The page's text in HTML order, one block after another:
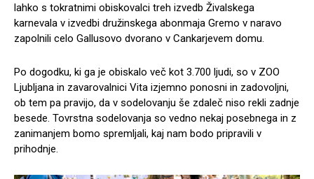
lahko s tokratnimi obiskovalci treh izvedb Živalskega
karnevala v izvedbi družinskega abonmaja Gremo v naravo
zapolnili celo Gallusovo dvorano v Cankarjevem domu.
Po dogodku, ki ga je obiskalo več kot 3.700 ljudi, so v ZOO
Ljubljana in zavarovalnici Vita izjemno ponosni in zadovoljni,
ob tem pa pravijo, da v sodelovanju še zdaleč niso rekli zadnje
besede. Tovrstna sodelovanja so vedno nekaj posebnega in z
zanimanjem bomo spremljali, kaj nam bodo pripravili v
prihodnje.